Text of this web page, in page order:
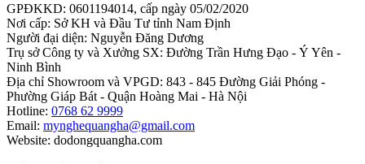
GPĐKKD: 0601194014, cấp ngày 05/02/2020
Nơi cấp: Sở KH và Đầu Tư tỉnh Nam Định
Người đại diện: Nguyễn Đăng Dương
Trụ sở Công ty và Xưởng SX: Đường Trần Hưng Đạo - Ý Yên -
Ninh Bình
Địa chỉ Showroom và VPGD: 843 - 845 Đường Giải Phóng -
Phường Giáp Bát - Quận Hoàng Mai - Hà Nội
Hotline: 0768 62 9999
Email: mynghequangha@gmail.com
Website: dodongquangha.com